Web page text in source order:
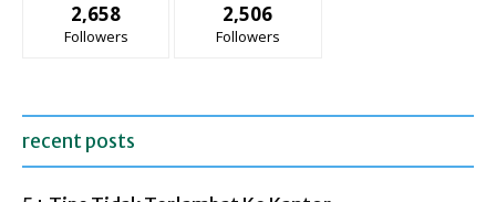
2,658
Followers
2,506
Followers
recent posts